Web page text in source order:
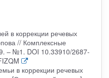
в коррекции речевых
// Комплексные
– №1. DOI 10.33910/2687-
в коррекции речевых